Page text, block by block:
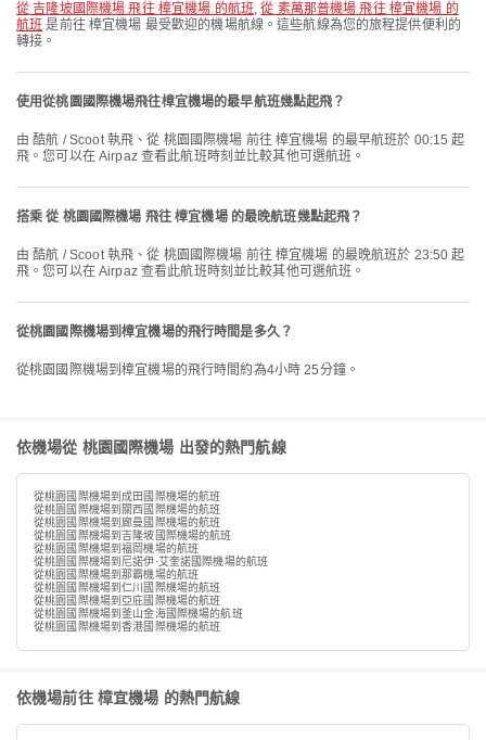
從 吉隆坡國際機場 飛往 樟宜機場 的航班,從 素萬那普機場 飛往 樟宜機場 的
航班 是前往 樟宜機場 最受歡迎的機場航線。這些航線為您的旅程提供便利的
轉接。
使用從桃園國際機場飛往樟宜機場的最早航班幾點起飛？
由 酷航 / Scoot 執飛、從 桃園國際機場 前往 樟宜機場 的最早航班於 00:15 起
飛。您可以在 Airpaz 查看此航班時刻並比較其他可選航班。
搭乘 從 桃園國際機場 飛往 樟宜機場 的最晚航班幾點起飛？
由 酷航 / Scoot 執飛、從 桃園國際機場 前往 樟宜機場 的最晚航班於 23:50 起
飛。您可以在 Airpaz 查看此航班時刻並比較其他可選航班。
從桃園國際機場到樟宜機場的飛行時間是多久？
從桃園國際機場到樟宜機場的飛行時間約為4小時 25分鐘。
依機場從 桃園國際機場 出發的熱門航線
從桃園國際機場到成田國際機場的航班
從桃園國際機場到關西國際機場的航班
從桃園國際機場到廊曼國際機場的航班
從桃園國際機場到吉隆坡國際機場的航班
從桃園國際機場到福岡機場的航班
從桃園國際機場到尼諾伊·艾奎諾國際機場的航班
從桃園國際機場到那霸機場的航班
從桃園國際機場到仁川國際機場的航班
從桃園國際機場到亞庇國際機場的航班
從桃園國際機場到釜山金海國際機場的航班
從桃園國際機場到香港國際機場的航班
依機場前往 樟宜機場 的熱門航線